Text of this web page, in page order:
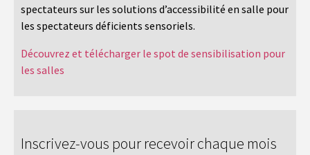
spectateurs sur les solutions d’accessibilité en salle pour
les spectateurs déficients sensoriels.
Découvrez et télécharger le spot de sensibilisation pour
les salles
Inscrivez-vous pour recevoir chaque mois